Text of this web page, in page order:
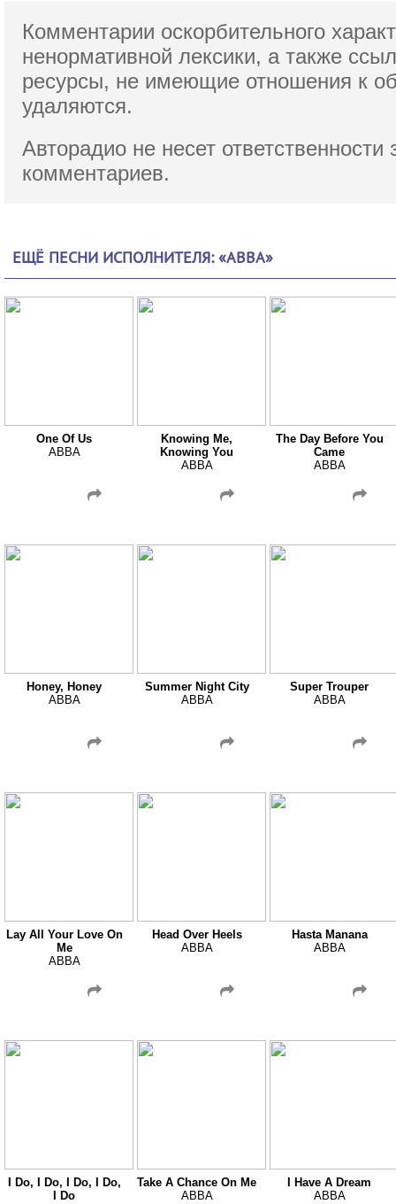
Комментарии оскорбительного
ненормативной лексики, а также
ресурсы, не имеющие отношения к
удаляются.
Авторадио не несет ответственности
комментариев.
ЕЩЁ ПЕСНИ ИСПОЛНИТЕЛЯ: «ABBA»
One Of Us
ABBA
Knowing Me,
Knowing You
ABBA
The Day Before You
Came
ABBA
Honey, Honey
ABBA
Summer Night City
ABBA
Super Trouper
ABBA
Lay All Your Love On
Me
ABBA
Head Over Heels
ABBA
Hasta Manana
ABBA
I Do, I Do, I Do, I Do,
I Do
Take A Chance On Me
ABBA
I Have A Dream
ABBA